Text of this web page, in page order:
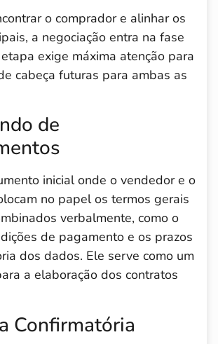
o comprador e alinhar os
a negociação entra na fase
exige máxima atenção para
cabeça futuras para ambas as
de
inicial onde o vendedor e o
no papel os termos gerais
verbalmente, como o
de pagamento e os prazos
dos dados. Ele serve como um
a elaboração dos contratos
Confirmatória